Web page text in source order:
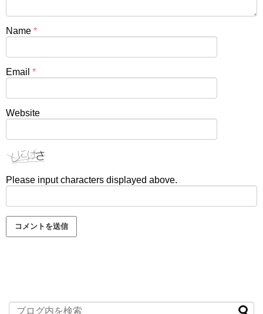
Name *
Email *
Website
Please input characters displayed above.